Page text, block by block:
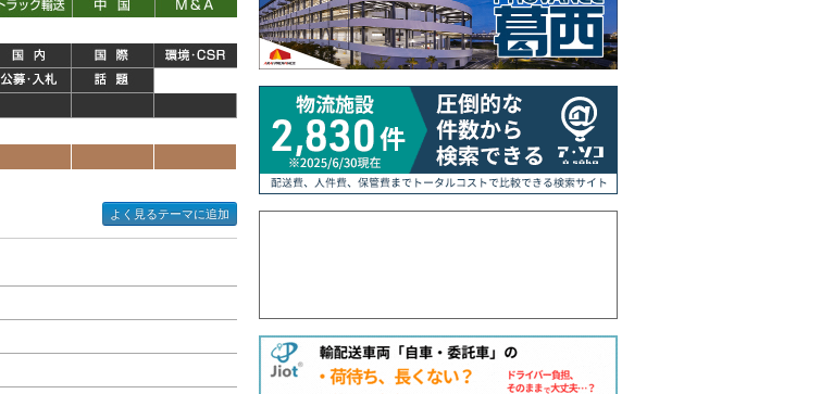
よく見るテーマに追加